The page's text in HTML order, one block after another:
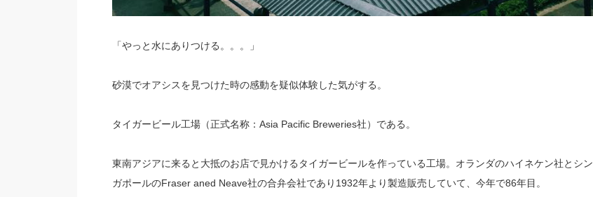
「やっと水にありつける。。。」
砂漠でオアシスを見つけた時の感動を疑似体験した気がする。
タイガービール工場（正式名称：Asia Pacific Breweries社）である。
東南アジアに来ると大抵のお店で見かけるタイガービールを作っている工場。オランダのハイネケン社とシン
ガポールのFraser aned Neave社の合弁会社であり1932年より製造販売していて、今年で86年目。